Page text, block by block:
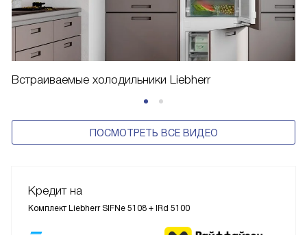
Встраиваемые холодильники Liebherr
ПОСМОТРЕТЬ ВСЕ ВИДЕО
Кредит на
Комплект Liebherr SIFNe 5108 + IRd 5100